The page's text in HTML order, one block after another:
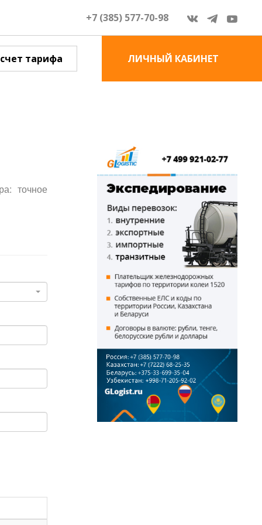
+7 (385) 577-70-98
тарифа ЛИЧНЫЙ КАБИНЕТ
точное